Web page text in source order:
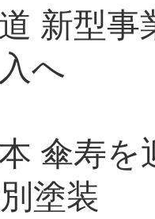
新型
へ
傘寿
塗装